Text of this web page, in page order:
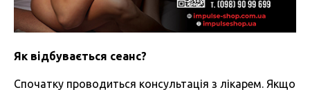
Як відбувається сеанс?
Спочатку проводиться консультація з лікарем. Якщо